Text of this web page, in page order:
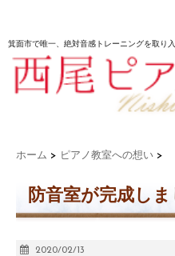
箕面市で唯一、絶対音感トレーニングを取り
ホーム > ピアノ教室への想い >
防音室が完成しま
2020/02/13